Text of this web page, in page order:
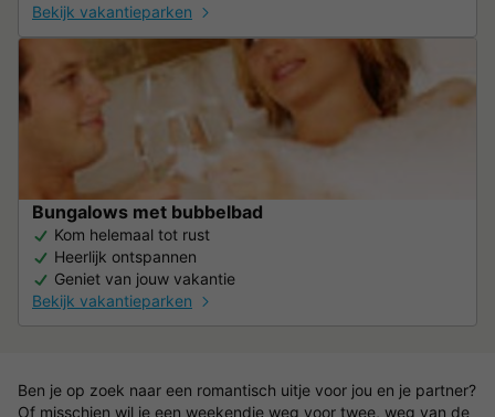
Bekijk vakantieparken
Bungalows met bubbelbad
Kom helemaal tot rust
Heerlijk ontspannen
Geniet van jouw vakantie
Bekijk vakantieparken
Ben je op zoek naar een romantisch uitje voor jou en je partner?
Of misschien wil je een weekendje weg voor twee, weg van de